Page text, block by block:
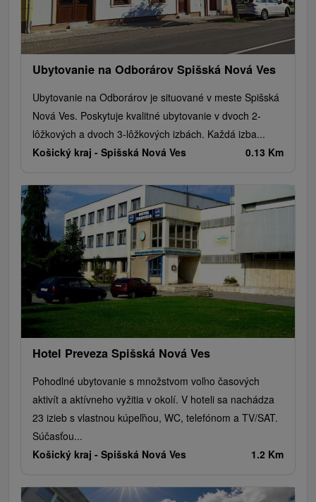
Ubytovanie na Odborárov Spišská Nová Ves
Ubytovanie na Odborárov je situované v meste Spišská
Nová Ves. Poskytuje kvalitné ubytovanie v dvoch 2-
lôžkových a dvoch 3-lôžkových izbách. Každá izba...
Košický kraj - Spišská Nová Ves 0.13 Km
Hotel Preveza Spišská Nová Ves
Pohodlné ubytovanie s množstvom voľno časových
aktivít a aktívneho vyžitia v okolí. V hoteli sa nachádza
23 izieb s vlastnou kúpeľňou, WC, telefónom a TV/SAT.
Súčasťou...
Košický kraj - Spišská Nová Ves 1.2 Km